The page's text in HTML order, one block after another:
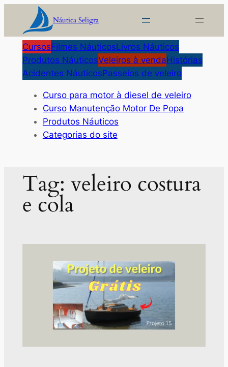
o
conteúdo
Náutica Seligra
CursosFilmes NáuticosLivros Náuticos
Produtos NáuticosVeleiros à vendaHistórias
Acidentes NáuticosPasseios de veleiro
Curso para motor à diesel de veleiro
Curso Manutenção Motor De Popa
Produtos Náuticos
Categorias do site
Tag: veleiro costura
e cola